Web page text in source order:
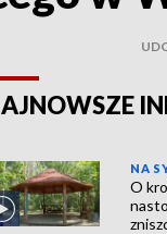
NA
O